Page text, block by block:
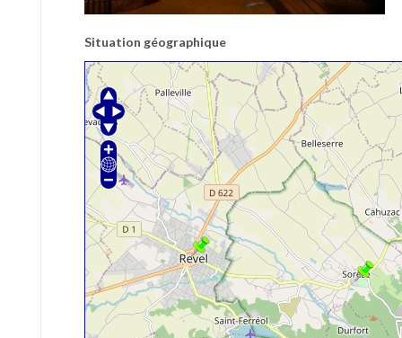
Situation géographique